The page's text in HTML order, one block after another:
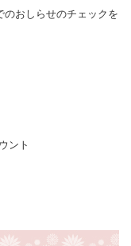
おしらせのチェックを
ント